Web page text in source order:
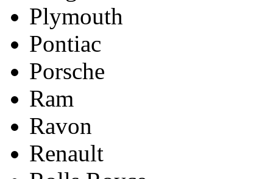
Plymouth
Pontiac
Porsche
Ram
Ravon
Renault